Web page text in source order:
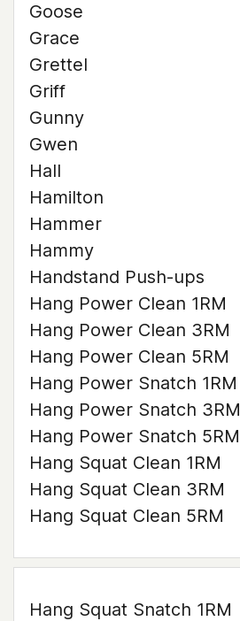
Goose
Grace
Grettel
Griff
Gunny
Gwen
Hall
Hamilton
Hammer
Hammy
Handstand Push-ups
Hang Power Clean 1RM
Hang Power Clean 3RM
Hang Power Clean 5RM
Hang Power Snatch 1RM
Hang Power Snatch 3RM
Hang Power Snatch 5RM
Hang Squat Clean 1RM
Hang Squat Clean 3RM
Hang Squat Clean 5RM
Hang Squat Snatch 1RM